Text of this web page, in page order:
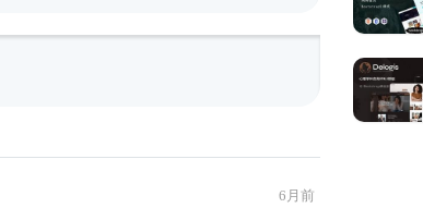
6月前